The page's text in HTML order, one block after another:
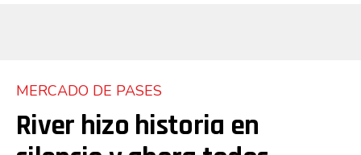
MERCADO DE PASES
River hizo historia en